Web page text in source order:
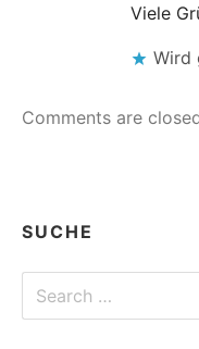
Viele
Wird
Comments are
SUCHE
Search